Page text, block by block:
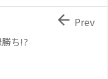
ち!?
 Prev